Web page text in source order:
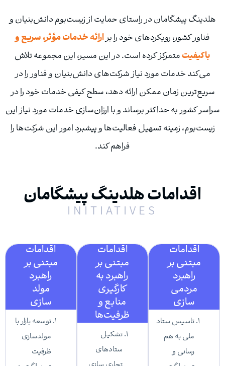
پیشگامان در راستای حمایت از زیست‌بوم دانش‌بنیان و
فناور کشور، رویکردهای خود را برارائه خدمات مؤثر، سریع و
باکیفیتمتمرکز کرده است. در این مسیر، این مجموعه تلاش
می‌کند خدمات مورد نیاز شرکت‌های دانش‌بنیان و فناور را در
زمان ممکن ارائه دهد، سطح کیفی خدمات خود را در
کشور به حداکثر برساند و با ارزان‌سازی خدمات مورد نیاز این
زمینه تسهیل فعالیت‌ها و پیشبرد امور این شرکت‌ها را
فراهم کند.
اقدامات هلدینگ پیشگامان
INITIATIVES
اقدامات
مبتنی بر
راهبرد
مردمی
سازی
تاسیس ستاد
ملی به هم
رسانی و
اقدامات
مبتنی بر
راهبرد به
کارگیری
منابع و
ظرفیت‌ها
تشکیل
ستادهای
اقدامات
مبتنی بر
راهبرد
مولد
سازی
توسعه بازار با
مولدسازی
ظرفیت